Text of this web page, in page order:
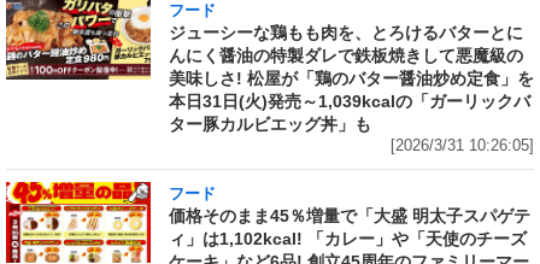
フード
ジューシーな鶏もも肉を、とろけるバターとに
んにく醤油の特製ダレで鉄板焼きして悪魔級の
美味しさ! 松屋が「鶏のバター醤油炒め定食」を
本日31日(火)発売～1,039kcalの「ガーリックバ
ター豚カルビエッグ丼」も
[2026/3/31 10:26:05]
フード
価格そのまま45％増量で「大盛 明太子スパゲテ
ィ」は1,102kcal! 「カレー」や「天使のチーズ